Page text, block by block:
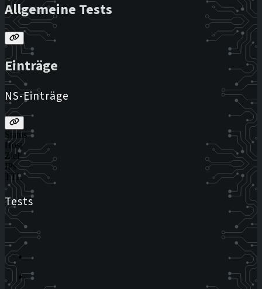
Allgemeine Tests
Einträge
NS-Einträge
Status
Host
Ziel
IPs
TTL
Tests